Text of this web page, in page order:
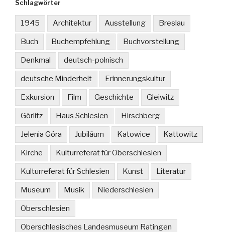
Schlagwörter
1945 Architektur Ausstellung Breslau
Buch Buchempfehlung Buchvorstellung
Denkmal deutsch-polnisch
deutsche Minderheit Erinnerungskultur
Exkursion Film Geschichte Gleiwitz
Görlitz Haus Schlesien Hirschberg
Jelenia Góra Jubiläum Katowice Kattowitz
Kirche Kulturreferat für Oberschlesien
Kulturreferat für Schlesien Kunst Literatur
Museum Musik Niederschlesien
Oberschlesien
Oberschlesisches Landesmuseum Ratingen